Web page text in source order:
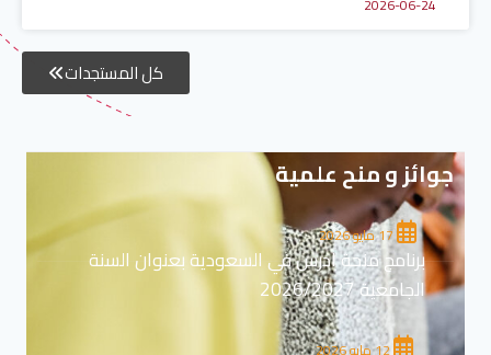
2026-06-24
كل المستجدات
جوائز و منح علمية
17 مايو 2026
برنامج منحة ادرس في السعودية بعنوان السنة
الجامعية 2026/2027